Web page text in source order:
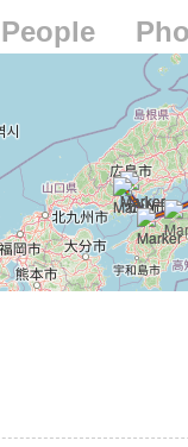
People